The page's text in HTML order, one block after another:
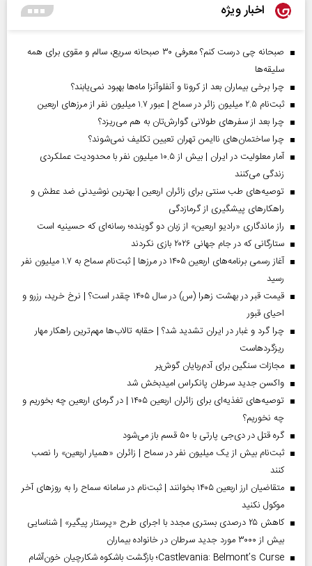
اخبار ویژه
صبحانه چی درست کنم؟ معرفی ۳۰ صبحانه سریع، سالم و مقوی برای همه
سلیقه‌ها
چرا برخی بیماران بعد از کرونا و آنفلوآنزا ماه‌ها بهبود نمی‌یابند؟
ثبت‌نام ۲.۵ میلیون زائر در سماح | عبور ۱.۷ میلیون نفر از مرز‌های اربعین
چرا بعد از سفرهای طولانی گوارش‌تان به هم می‌ریزد؟
چرا ساختمان‌های ناایمن تهران تعیین تکلیف نمی‌شوند؟
آمار معلولیت در ایران | بیش از ۱۰.۵ میلیون نفر با محدودیت عملکردی
زندگی می‌کنند
توصیه‌های طب سنتی برای زائران اربعین | بهترین نوشیدنی ضد عطش و
راهکارهای پیشگیری از گرمازدگی
راز ماندگاری «رادیو اربعین» از زبان دو گوینده؛ رسانه‌ای که حسینیه است
ستارگانی که در جام جهانی ۲۰۲۶ بازی نکردند
آغاز رسمی برنامه‌های اربعین ۱۴۰۵ در مرز‌ها | ثبت‌نام سماح به ۱.۷ میلیون نفر
رسید
قیمت قبر در بهشت زهرا (س) در سال ۱۴۰۵ چقدر است؟ | نرخ خرید، رزرو و
احیای قبور
چرا گرد و غبار در ایران تشدید شد؟ | حقابه تالاب‌ها مهم‌ترین راهکار مهار
ریزگردهاست
مجازات سنگین برای آدم‌ربایان گوش‌بر
واکسن جدید سرطان پانکراس امیدبخش شد
توصیه‌های تغذیه‌ای برای زائران اربعین ۱۴۰۵ | در گرمای اربعین چه بخوریم و
چه نخوریم؟
گره قتل در دی‌جی پارتی با ۵۰ قسم باز می‌شود
ثبت‌نام بیش از یک میلیون نفر در سماح | زائران «همیار اربعین» را نصب
کنند
متقاضیان ارز اربعین ۱۴۰۵ بخوانند | ثبت‌نام در سامانه سماح را به روز‌های آخر
موکول نکنید
کاهش ۲۵ درصدی بستری مجدد با اجرای طرح «پرستار پیگیر» | شناسایی
بیش از ۳۰۰۰ مورد جدید سرطان در خانواده بیماران
Castlevania: Belmont’s Curse؛ بازگشت باشکوه شکارچیان خون‌آشام